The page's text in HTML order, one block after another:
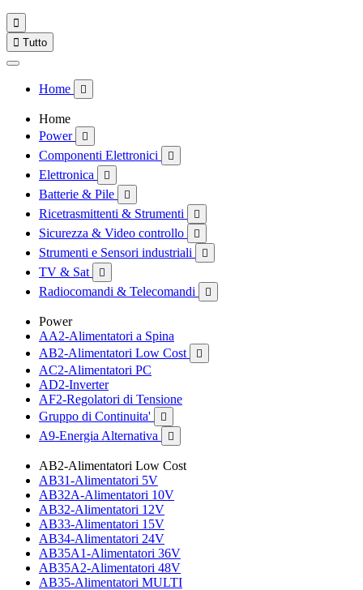

 Tutto
Home 
Home
Power

Componenti Elettronici 
Elettronica 
Batterie & Pile 
Ricetrasmittenti & Strumenti 
Sicurezza & Video controllo 
Strumenti e Sensori industriali 
TV & Sat 
Radiocomandi & Telecomandi 
Power
AA2-Alimentatori a Spina
AB2-Alimentatori Low Cost

AC2-Alimentatori PC
AD2-Inverter
AF2-Regolatori di Tensione
Gruppo di Continuita'

A9-Energia Alternativa 
AB2-Alimentatori Low Cost
AB31-Alimentatori 5V
AB32A-Alimentatori 10V
AB32-Alimentatori 12V
AB33-Alimentatori 15V
AB34-Alimentatori 24V
AB35A1-Alimentatori 36V
AB35A2-Alimentatori 48V
AB35-Alimentatori MULTI